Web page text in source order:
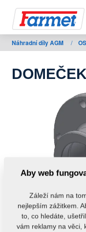
Zpět
na
stažení
Náhradní díly AGM /
Aby web
Záleží nám na
nejlepším zážitkem.
to, co hledáte,
vám reklamy na věci,